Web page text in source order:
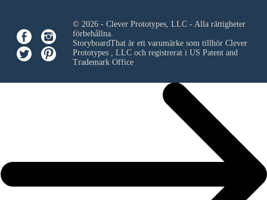
© 2026 - Clever Prototypes, LLC - Alla rättigheter
förbehållna.
StoryboardThat är ett varumärke som tillhör Clever
Prototypes , LLCoch registrerat i US Patent and
Trademark Office